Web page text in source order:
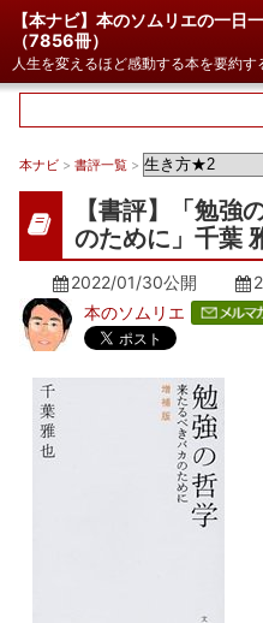
【本ナビ】本のソムリエの一日
（7856冊）
人生を変えるほど感動する本を要約す
本ナビ > 書評一覧 >
【書評】「勉強
のために」千葉
2022/01/30公開
本のソムリエ